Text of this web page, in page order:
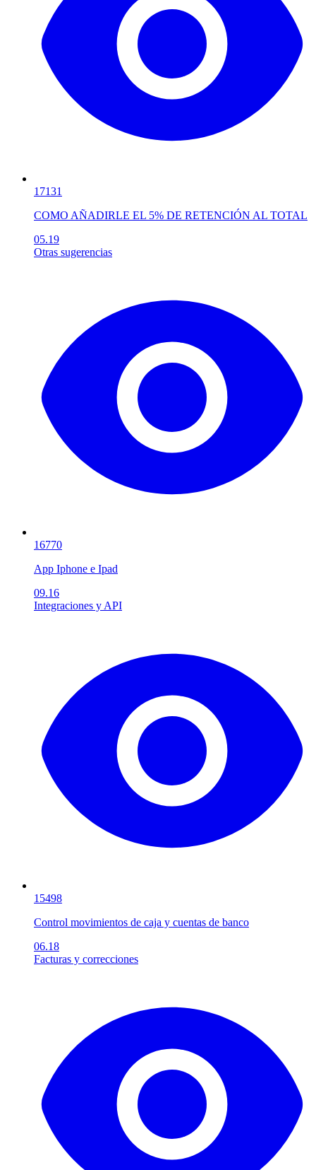
17131
COMO AÑADIRLE EL 5% DE RETENCIÓN AL TOTAL
05.19
Otras sugerencias
16770
App Iphone e Ipad
09.16
Integraciones y API
15498
Control movimientos de caja y cuentas de banco
06.18
Facturas y correcciones